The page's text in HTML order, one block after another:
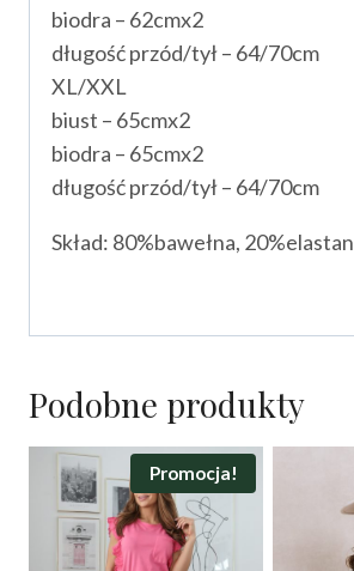
biodra – 62cmx2
długość przód/tył – 64/70cm
XL/XXL
biust – 65cmx2
biodra – 65cmx2
długość przód/tył – 64/70cm
Skład: 80%bawełna, 20%elastan
Podobne produkty
Promocja!